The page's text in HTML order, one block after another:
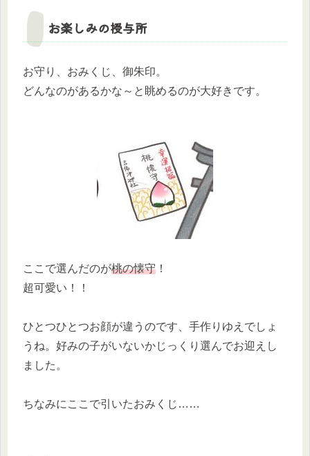
お楽しみの授与所
お守り、おみくじ、御朱印。
どんなのがあるかな～と眺めるのが大好きです。
ここで選んだのが桃の懐守 ！
超可愛い！！
ひとつひとつお顔が違うのです、手作りゆえでしょ
うね。好みの子がいないかじっくり選んでお迎えし
ました。
ちなみにここで引いたおみくじ……